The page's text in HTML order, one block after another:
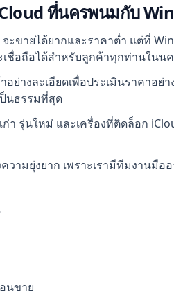
ที่นครพนมกับ
ขายได้ยากและราคาต่ำ แต่ที่
เชื่อถือได้สำหรับลูกค้าทุกท่านใน
างละเอียดเพื่อประเมินราคาอย่
นธรรมที่สุด
า รุ่นใหม่ และเครื่องที่ติดล็อก
วามยุ่งยาก เพราะเรามีทีมงาน
นขาย